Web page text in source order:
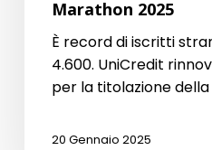
Marathon 2025
È record di iscritti
4.600. UniCredit
per la titolazione
20 Gennaio 2025